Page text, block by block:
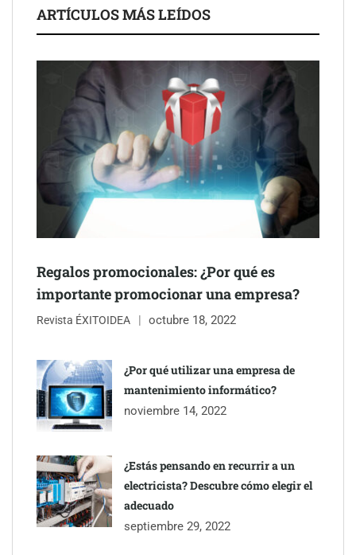
despacho de abogados Málaga de referencia para empresas y
Brisas del Estrecho abastece a la hostelería de Sevilla
conectando lonjas con establecimientos
colaboración para reforzar la capacidad técnica de los
ayuntamientos
ARTÍCULOS MÁS LEÍDOS
Regalos promocionales: ¿Por qué es
importante promocionar una empresa?
Revista ÉXITOIDEA octubre 18, 2022
¿Por qué utilizar una empresa de
mantenimiento informático?
noviembre 14, 2022
¿Estás pensando en recurrir a un
electricista? Descubre cómo elegir el
adecuado
septiembre 29, 2022